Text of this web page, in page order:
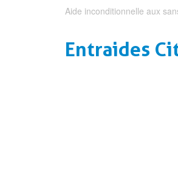
Aide inconditionnelle aux
Entraides